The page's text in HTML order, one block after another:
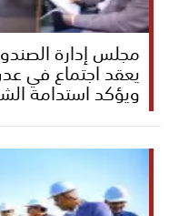
مجلس إدارة
يعقد اجتماع في
ويؤكد استدامة